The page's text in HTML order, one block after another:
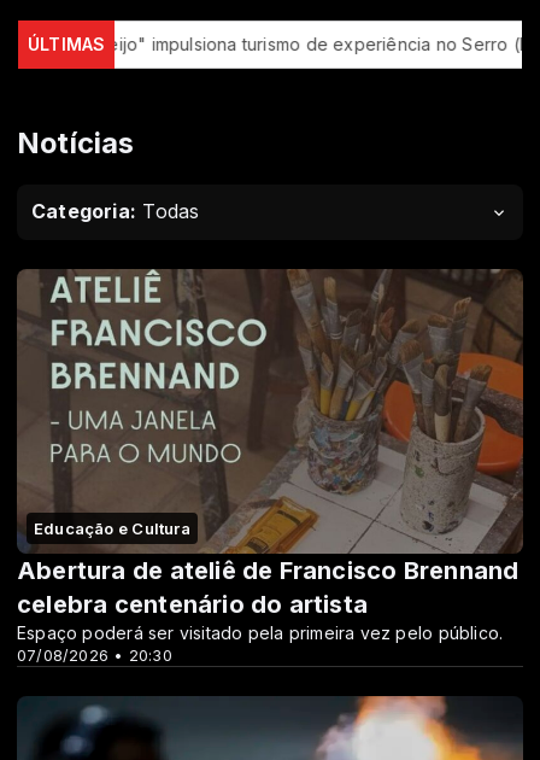
ÚLTIMAS
impulsiona turismo de experiência no Serro (MG) Abertura
Notícias
Categoria: Todas
Educação e Cultura
07/08/2026 • 20:30
Abertura de ateliê de Francisco Brennand
celebra centenário do artista
Espaço poderá ser visitado pela primeira vez pelo público.